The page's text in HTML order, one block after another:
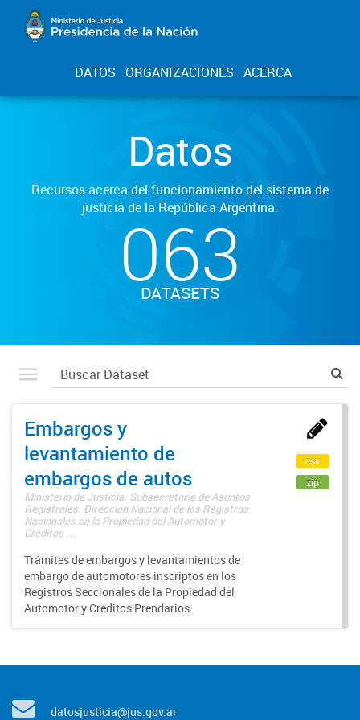
DATOS ORGANIZACIONES ACERCA
Datos
Recursos acerca del funcionamiento del sistema de
justicia de la República Argentina.
063
DATASETS
Embargos y
levantamiento de
embargos de autos
Ministerio de Justicia. Subsecretaría de Asuntos
Registrales. Dirección Nacional de los Registros
Nacionales de la Propiedad del Automotor y
Créditos ...
Trámites de embargos y levantamientos de
embargo de automotores inscriptos en los
Registros Seccionales de la Propiedad del
Automotor y Créditos Prendarios.
csv
zip
datosjusticia@jus.gov.ar